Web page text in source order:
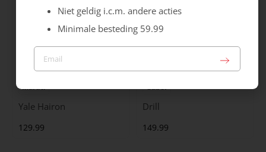
Maruti
Yale Hairon
129.99
Gabor
Drill
149.99
Niet geldig i.c.m. andere acties
Minimale besteding 59.99